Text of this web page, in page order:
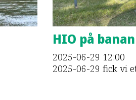
HIO på banan
2025-06-29 12:00
2025-06-29 fick vi